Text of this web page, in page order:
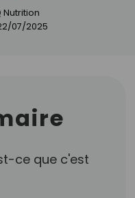
Nutrition
07/2025
ce que c'est